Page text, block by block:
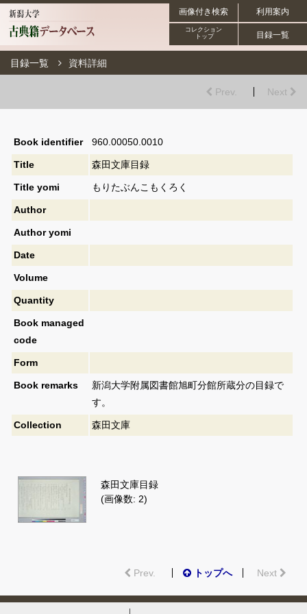
利用案内
画像付き検索
目録一覧
コレクション
トップ
目録一覧 資料詳細
Prev. Next
Book identifier 960.00050.0010
Title 森田文庫目録
Title yomi もりたぶんこもくろく
Author
Author yomi
Date
Volume
Quantity
Book managed
code
Form
Book remarks
新潟大学附属図書館旭町分館所蔵分の目録で
す。
Collection 森田文庫
森田文庫目録
(画像数: 2)
Prev. トップへ Next